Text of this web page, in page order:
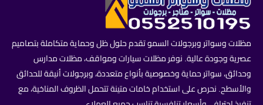
مظلات وسواتر وبرجولات السمو تقدم حلول ظل وحماية متكاملة بتصاميم
عصرية وجودة عالية. نوفر مظلات سيارات ومواقف، مظلات مدارس
وحدائق، سواتر حماية وخصوصية بأنواع متعددة، وبرجولات أنيقة للحدائق
والأسطح. نحرص على استخدام خامات متينة تتحمل الظروف المناخية، مع